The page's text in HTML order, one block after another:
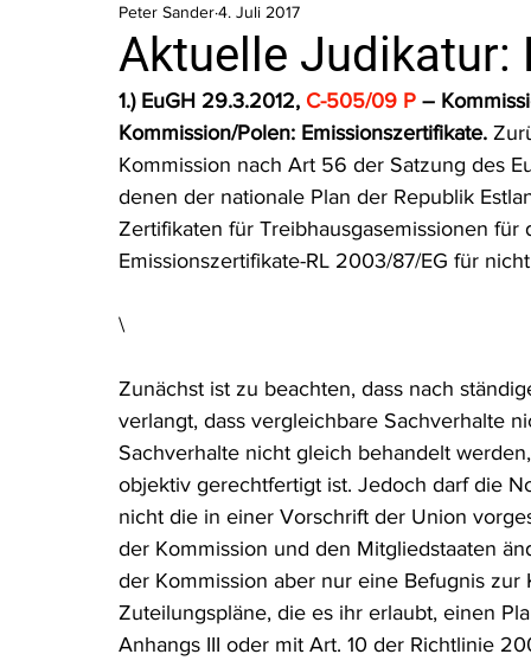
Beihilfen und Förderungen
Luftreinhalterecht Naturschutzrecht
Rohstoffrecht (Umwelt-)Strafrecht Tierschutzrecht
Wasserrecht RDU Umwelt-Ausgabe Erdgas
Aktuelle Judikatur:
Peter Sander4. Juli 2017
1.) EuGH 29.3.2012, C-505/09 P –
Kommission/Polen: Emissionszertifikate.
Kommission nach Art 56 der Satzung des
denen der nationale Plan der Republik
Zertifikaten für Treibhausgasemissionen
Emissionszertifikate-RL 2003/87/EG für
\
Zunächst ist zu beachten, dass nach
verlangt, dass vergleichbare Sachverhalte
Sachverhalte nicht gleich behandelt
objektiv gerechtfertigt ist. Jedoch darf die
nicht die in einer Vorschrift der Union
der Kommission und den Mitgliedstaaten
der Kommission aber nur eine Befugnis
Zuteilungspläne, die es ihr erlaubt, einen
Anhangs III oder mit Art. 10 der Richtlinie